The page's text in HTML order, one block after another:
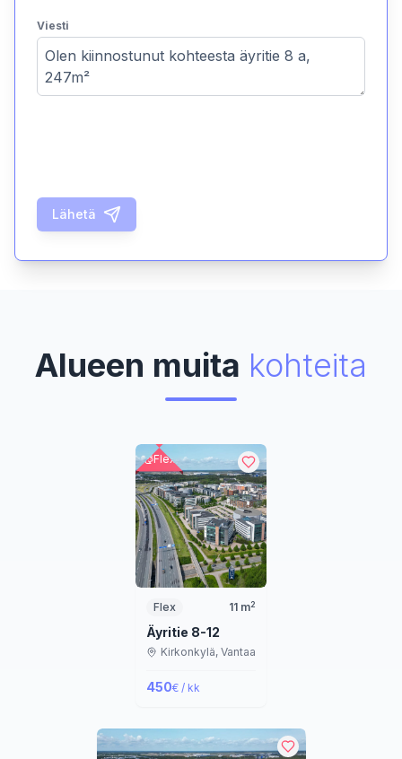
Viesti
Lähetä
Alueen muita kohteita
Flex
Flex 11 m2
Äyritie 8-12
Kirkonkylä, Vantaa
450€ / kk